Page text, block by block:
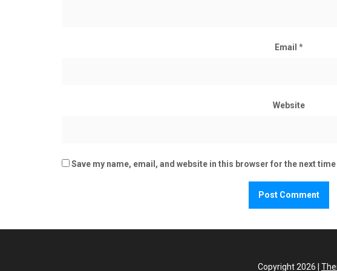
Email *
Website
Save my name, email, and website in this browser for the next
Copyright 2026 |